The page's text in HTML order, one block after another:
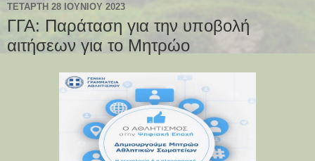
ΤΕΤΆΡΤΗ 28 ΙΟΥΝΊΟΥ 2023
ΓΓΑ: Παράταση για την υποβολή
αιτήσεων για το Μητρώο